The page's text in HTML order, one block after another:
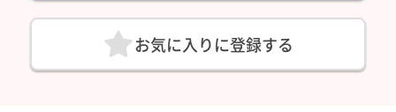
お気に入りに登録する